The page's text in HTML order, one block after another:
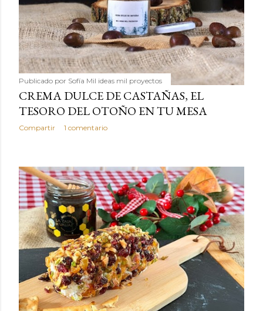
Publicado por Sofía Mil ideas mil proyectos
CREMA DULCE DE CASTAÑAS, EL
TESORO DEL OTOÑO EN TU MESA
Compartir 1 comentario